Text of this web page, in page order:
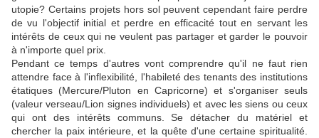
utopie? Certains projets hors sol peuvent cependant faire perdre
de vu l'objectif initial et perdre en efficacité tout en servant les
intérêts de ceux qui ne veulent pas partager et garder le pouvoir
à n'importe quel prix.
Pendant ce temps d'autres vont comprendre qu'il ne faut rien
attendre face à l'inflexibilité, l'habileté des tenants des institutions
étatiques (Mercure/Pluton en Capricorne) et s'organiser seuls
(valeur verseau/Lion signes individuels) et avec les siens ou ceux
qui ont des intérêts communs. Se détacher du matériel et
chercher la paix intérieure, et la quête d'une certaine spiritualité.